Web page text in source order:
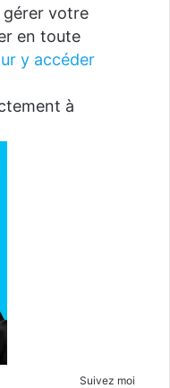
votre
en toute
y accéder
à
Suivez moi